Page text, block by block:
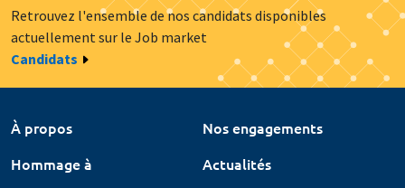
Retrouvez l'ensemble de nos candidats disponibles
actuellement sur le Job market
Candidats
À propos
Nos engagements
Hommage à
Actualités